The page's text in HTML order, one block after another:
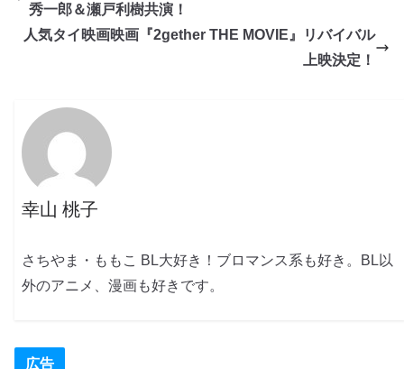
秀一郎＆瀬戸利樹共演！
人気タイ映画映画『2gether THE MOVIE』リバイバル
上映決定！
幸山 桃子
さちやま・ももこ BL大好き！ブロマンス系も好き。BL以
外のアニメ、漫画も好きです。
広告